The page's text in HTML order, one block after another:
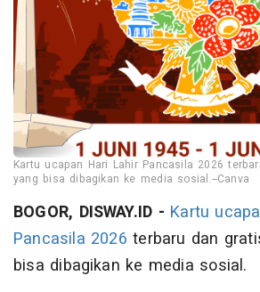
Kartu ucapan Hari Lahir Pancasila 2026
yang bisa dibagikan ke media sosial.--Canva
BOGOR, DISWAY.ID - Kartu
Pancasila 2026 terbaru dan
bisa dibagikan ke media sosial.